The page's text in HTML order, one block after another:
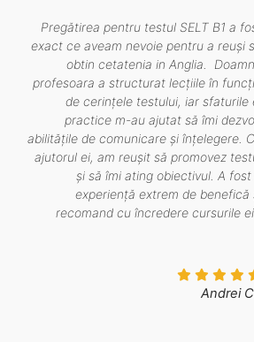
Pregătirea pentru testul SELT B1 a
exact ce aveam nevoie pentru a reuși
obtin cetatenia in Anglia.
profesoara a structurat lecțiile în
de cerințele testului, iar sfaturile
practice m-au ajutat să îmi
abilitățile de comunicare și înțelegere.
ajutorul ei, am reușit să promovez
și să îmi ating obiectivul. A fost
experiență extrem de benefică
recomand cu încredere cursurile
Andrei